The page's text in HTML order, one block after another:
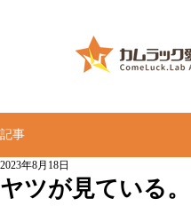
記事
ヤツが見ている。
2023年8月18日